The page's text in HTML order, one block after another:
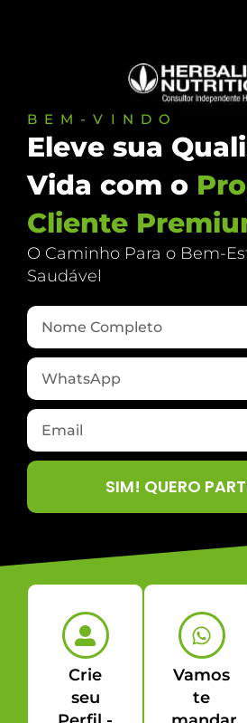
BEM-VINDO
Eleve sua
Vida com o
Cliente
O Caminho Para o Bem-
Saudável
SIM! QUERO
Crie
seu
Vamos
te